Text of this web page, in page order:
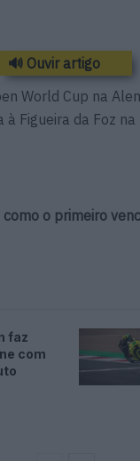
🔊 Ouvir artigo
World Cup na
Figueira da Foz
o primeiro
faz
com